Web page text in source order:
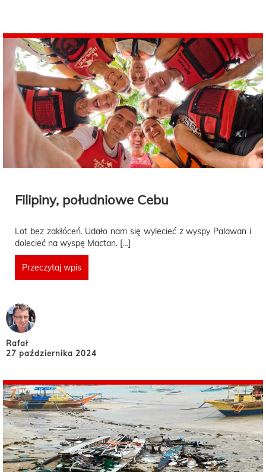
Filipiny, południowe Cebu
Lot bez zakłóceń. Udało nam się wylecieć z wyspy Palawan i
dolecieć na wyspę Mactan. […]
Przeczytaj wpis
Rafał
27 października 2024